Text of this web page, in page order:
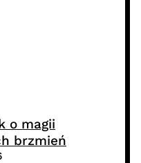
o magii
brzmień